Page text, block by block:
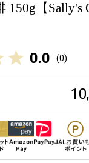
150g【Sally's
0.0 (0)